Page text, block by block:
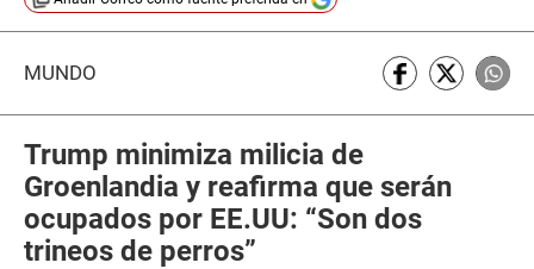
MUNDO
Trump minimiza milicia de
Groenlandia y reafirma que serán
ocupados por EE.UU: “Son dos
trineos de perros”